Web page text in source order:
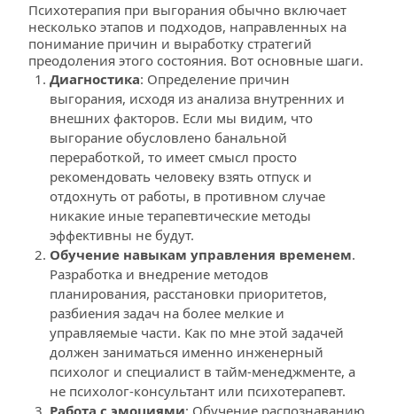
Психотерапия при выгорания обычно включает
несколько этапов и подходов, направленных на
понимание причин и выработку стратегий
преодоления этого состояния. Вот основные шаги.
Диагностика: Определение причин
выгорания, исходя из анализа внутренних и
внешних факторов. Если мы видим, что
выгорание обусловлено банальной
переработкой, то имеет смысл просто
рекомендовать человеку взять отпуск и
отдохнуть от работы, в противном случае
никакие иные терапевтические методы
эффективны не будут.
Обучение навыкам управления временем.
Разработка и внедрение методов
планирования, расстановки приоритетов,
разбиения задач на более мелкие и
управляемые части. Как по мне этой задачей
должен заниматься именно инженерный
психолог и специалист в тайм-менеджменте, а
не психолог-консультант или психотерапевт.
Работа с эмоциями: Обучение распознаванию